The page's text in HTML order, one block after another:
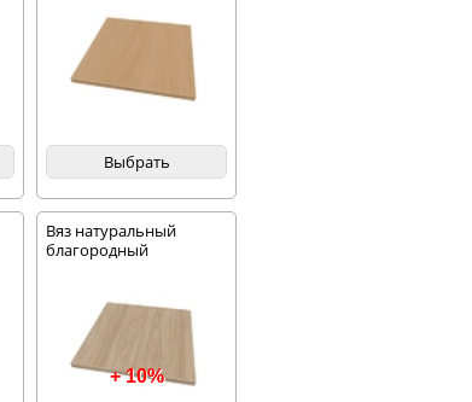
-50%
Выбрать
Вяз натуральный
благородный
+ 10%